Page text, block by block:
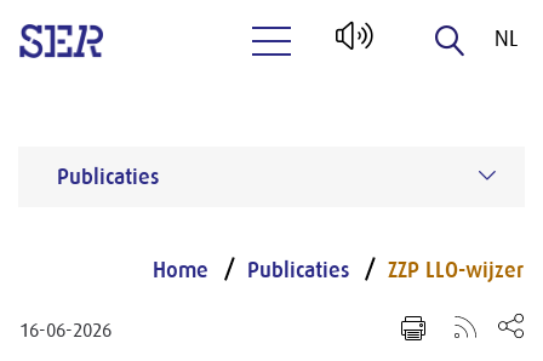
NL
Publicaties
Home Publicaties ZZP LLO-wijzer
16-06-2026